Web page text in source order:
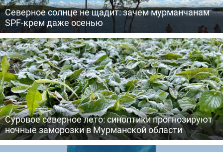
Северное солнце не щадит: зачем мурманчанам
SPF-крем даже осенью
Суровое северное лето: синоптики прогнозируют
ночные заморозки в Мурманской области